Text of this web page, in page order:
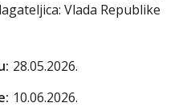
Vlada Republike
28.05.2026.
10.06.2026.